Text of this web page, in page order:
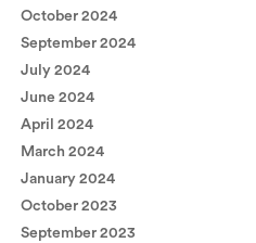
October 2024
September 2024
July 2024
June 2024
April 2024
March 2024
January 2024
October 2023
September 2023